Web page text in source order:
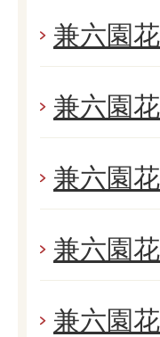
兼六園
兼六園
兼六園
兼六園
兼六園